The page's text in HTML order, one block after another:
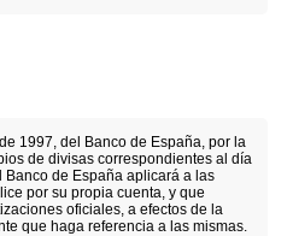
1997, del Banco de España, por la
de divisas correspondientes al día
de España aplicará a las
por su propia cuenta, y que
oficiales, a efectos de la
que haga referencia a las mismas.